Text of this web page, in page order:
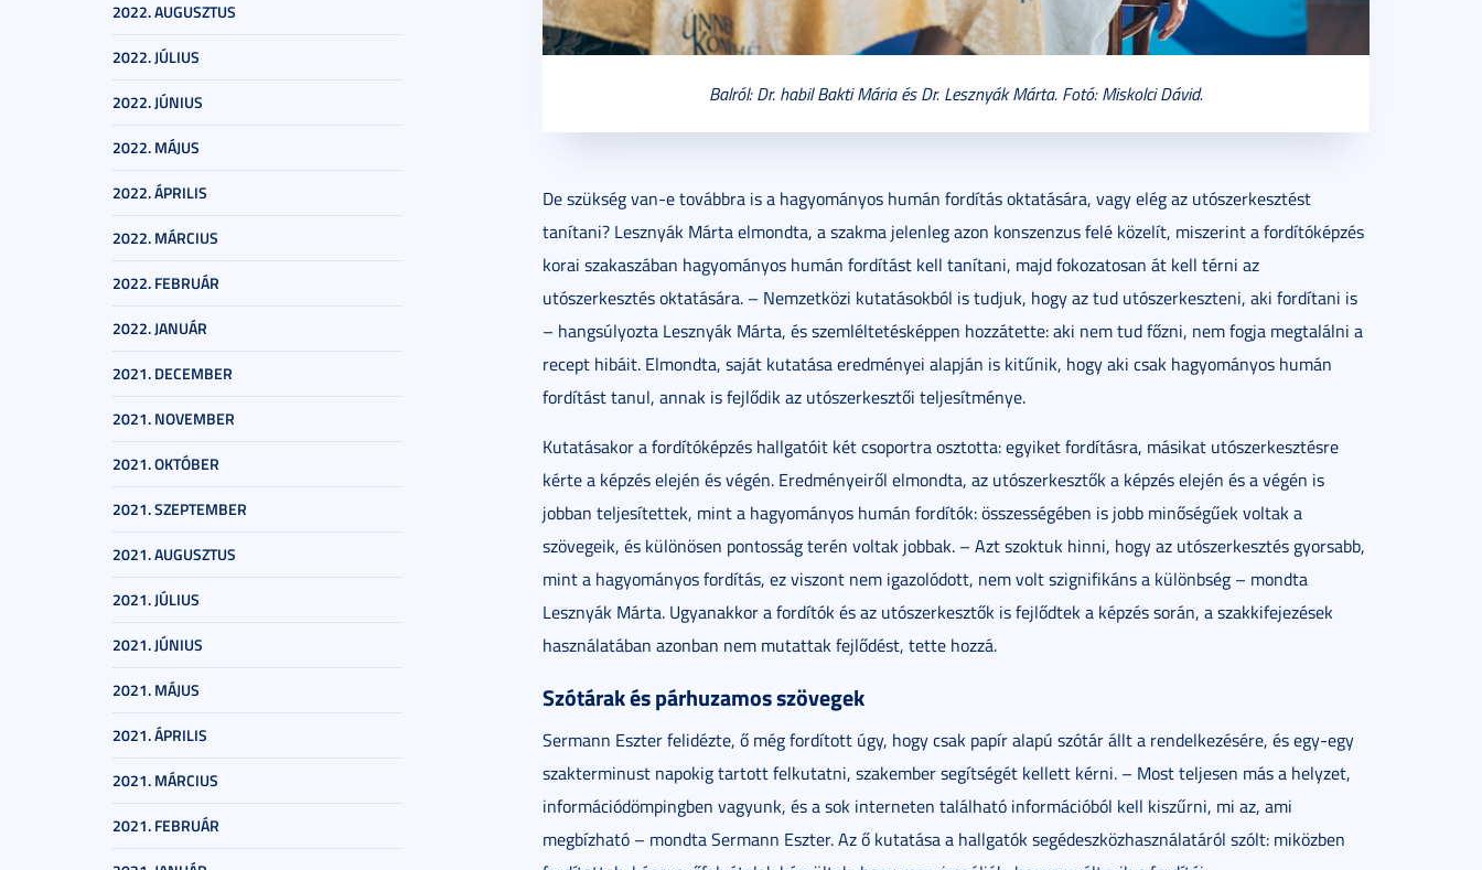
2022. AUGUSZTUS
2022. JÚLIUS
2022. JÚNIUS
2022. MÁJUS
2022. ÁPRILIS
2022. MÁRCIUS
2022. FEBRUÁR
2022. JANUÁR
2021. DECEMBER
2021. NOVEMBER
2021. OKTÓBER
2021. SZEPTEMBER
2021. AUGUSZTUS
2021. JÚLIUS
2021. JÚNIUS
2021. MÁJUS
2021. ÁPRILIS
2021. MÁRCIUS
2021. FEBRUÁR
Balról: Dr. habil Bakti Mária és Dr. Lesznyák Márta. Fotó: Miskolci Dávid.
De szükség van-e továbbra is a hagyományos humán fordítás oktatására, vagy elég az utószerkesztést
tanítani? Lesznyák Márta elmondta, a szakma jelenleg azon konszenzus felé közelít, miszerint a fordítóképzés
korai szakaszában hagyományos humán fordítást kell tanítani, majd fokozatosan át kell térni az
utószerkesztés oktatására. – Nemzetközi kutatásokból is tudjuk, hogy az tud utószerkeszteni, aki fordítani is
– hangsúlyozta Lesznyák Márta, és szemléltetésképpen hozzátette: aki nem tud főzni, nem fogja megtalálni a
recept hibáit. Elmondta, saját kutatása eredményei alapján is kitűnik, hogy aki csak hagyományos humán
fordítást tanul, annak is fejlődik az utószerkesztői teljesítménye.
Kutatásakor a fordítóképzés hallgatóit két csoportra osztotta: egyiket fordításra, másikat utószerkesztésre
kérte a képzés elején és végén. Eredményeiről elmondta, az utószerkesztők a képzés elején és a végén is
jobban teljesítettek, mint a hagyományos humán fordítók: összességében is jobb minőségűek voltak a
szövegeik, és különösen pontosság terén voltak jobbak. – Azt szoktuk hinni, hogy az utószerkesztés gyorsabb,
mint a hagyományos fordítás, ez viszont nem igazolódott, nem volt szignifikáns a különbség – mondta
Lesznyák Márta. Ugyanakkor a fordítók és az utószerkesztők is fejlődtek a képzés során, a szakkifejezések
használatában azonban nem mutattak fejlődést, tette hozzá.
Szótárak és párhuzamos szövegek
Sermann Eszter felidézte, ő még fordított úgy, hogy csak papír alapú szótár állt a rendelkezésére, és egy-egy
szakterminust napokig tartott felkutatni, szakember segítségét kellett kérni. – Most teljesen más a helyzet,
információdömpingben vagyunk, és a sok interneten található információból kell kiszűrni, mi az, ami
megbízható – mondta Sermann Eszter. Az ő kutatása a hallgatók segédeszközhasználatáról szólt: miközben